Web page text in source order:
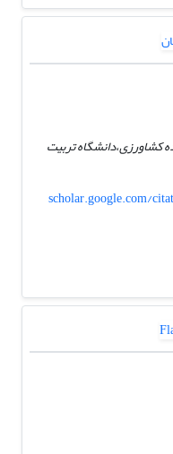
کشاورزی،دانشگاه تربیت
scholar.google.com/